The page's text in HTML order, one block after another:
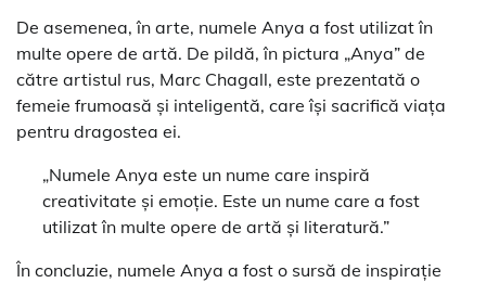
De asemenea, în arte, numele Anya a fost utilizat în
multe opere de artă. De pildă, în pictura „Anya” de
către artistul rus, Marc Chagall, este prezentată o
femeie frumoasă și inteligentă, care își sacrifică viața
pentru dragostea ei.
„Numele Anya este un nume care inspiră
creativitate și emoție. Este un nume care a fost
utilizat în multe opere de artă și literatură.”
În concluzie, numele Anya a fost o sursă de inspirație